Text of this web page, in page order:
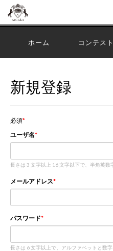
ホーム コンテス
新規登録
必須
ユーザ名
長さは 3 文字以上 16 文字以下で、半角英数
メールアドレス
パスワード
長さは 6 文字以上で、アルファベットと数